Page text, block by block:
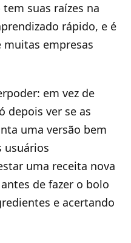
suas raízes na
rápido, e é
muitas empresas
em vez de
depois ver se as
uma versão bem
usuários
uma receita nova
de fazer o bolo
e acertando